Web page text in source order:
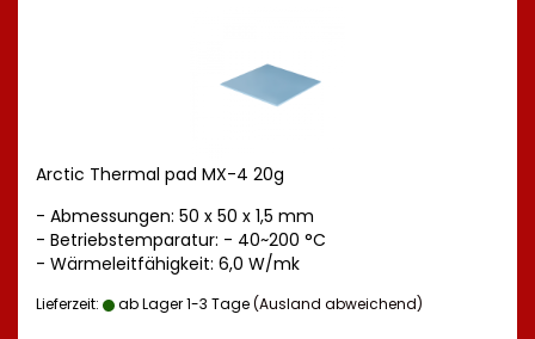
Arctic Thermal pad MX-4 20g
- Abmessungen: 50 x 50 x 1,5 mm
- Betriebstemparatur: - 40~200 °C
- Wärmeleitfähigkeit: 6,0 W/mk
Lieferzeit: ab Lager 1-3 Tage(Ausland abweichend)